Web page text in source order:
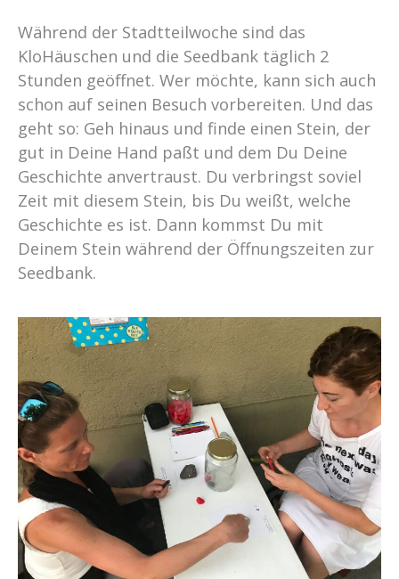
Während der Stadtteilwoche sind das
KloHäuschen und die Seedbank täglich 2
Stunden geöffnet. Wer möchte, kann sich auch
schon auf seinen Besuch vorbereiten. Und das
geht so: Geh hinaus und finde einen Stein, der
gut in Deine Hand paßt und dem Du Deine
Geschichte anvertraust. Du verbringst soviel
Zeit mit diesem Stein, bis Du weißt, welche
Geschichte es ist. Dann kommst Du mit
Deinem Stein während der Öffnungszeiten zur
Seedbank.